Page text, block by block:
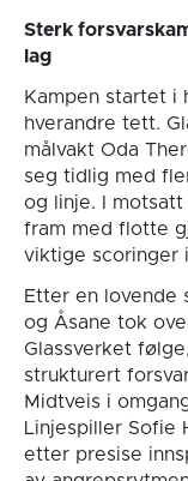
Sterk
lag
Kampen startet i
hverandre tett.
målvakt Oda
seg tidlig med
og linje. I motsatt
fram med flotte
viktige scoringer
Etter en lovende
og Åsane tok
Glassverket
strukturert
Midtveis i
Linjespiller Sofie
etter presise